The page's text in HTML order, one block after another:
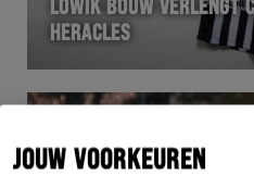
JOUW VOORKEUREN
LOWIK BOUW VERLENGT
HERACLES